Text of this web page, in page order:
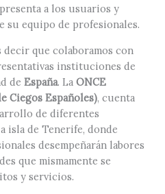
a los usuarios y
su equipo de profesionales.
decir que colaboramos con
instituciones de
de España. La ONCE
Ciegos Españoles), cuenta
de diferentes
isla de Tenerife, donde
desempeñarán labores
que mismamente se
y servicios.